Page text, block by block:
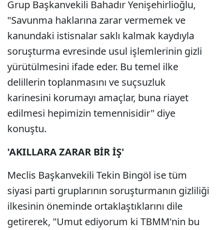
Grup Başkanvekili Bahadır Yenişehirlioğlu,
"Savunma haklarına zarar vermemek ve
kanundaki istisnalar saklı kalmak kaydıyla
soruşturma evresinde usul işlemlerinin gizli
yürütülmesini ifade eder. Bu temel ilke
delillerin toplanmasını ve suçsuzluk
karinesini korumayı amaçlar, buna riayet
edilmesi hepimizin temennisidir" diye
konuştu.
'AKILLARA ZARAR BİR İŞ'
Meclis Başkanvekili Tekin Bingöl ise tüm
siyasi parti gruplarının soruşturmanın gizliliği
ilkesinin öneminde ortaklaştıklarını dile
getirerek, "Umut ediyorum ki TBMM'nin bu